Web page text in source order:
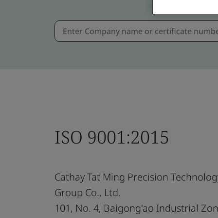
ISO 9001:2015
Cathay Tat Ming Precision
Group Co., Ltd.
101, No. 4, Baigong'ao Industrial